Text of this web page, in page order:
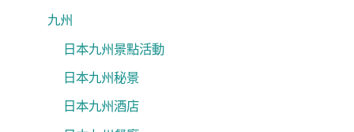
九州
日本九州景點活動
日本九州秘景
日本九州酒店